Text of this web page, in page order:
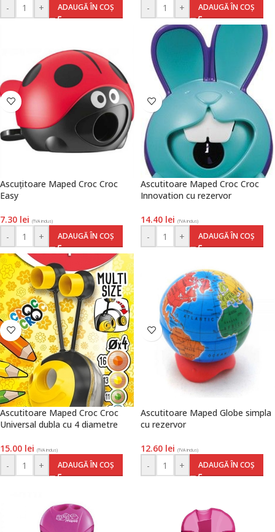
- + ADAUGĂ ÎN COȘ - + ADAUGĂ ÎN COȘ
Ascuțitoare Maped Croc Croc
Easy
7.30 lei (TVA inclus)
- + ADAUGĂ ÎN COȘ
Ascutitoare Maped Croc Croc
Innovation cu rezervor
14.40 lei (TVA inclus)
- + ADAUGĂ ÎN COȘ
Ascutitoare Maped Croc Croc
Universal dubla cu 4 diametre
15.00 lei (TVA inclus)
- + ADAUGĂ ÎN COȘ
Ascutitoare Maped Globe simpla
cu rezervor
12.60 lei (TVA inclus)
- + ADAUGĂ ÎN COȘ